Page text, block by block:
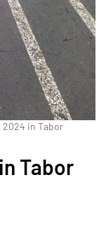
2024 in Tabor
Tabor